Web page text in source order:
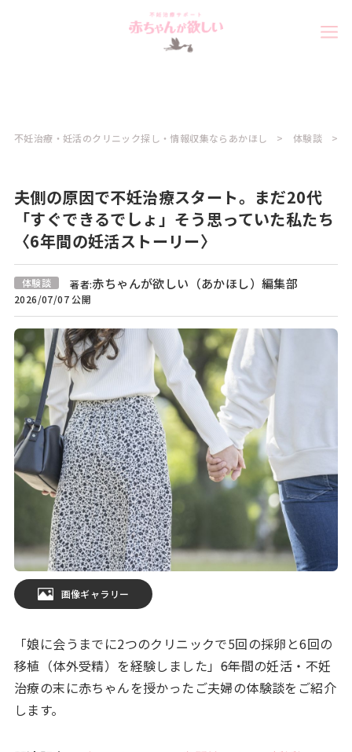
不妊治療・妊活のクリニック探し・情報収集ならあかほし 体験談
夫側の原因で不妊治療スタート。まだ20代
「すぐできるでしょ」そう思っていた私たち
〈6年間の妊活ストーリー〉
体験談 著者:赤ちゃんが欲しい（あかほし）編集部
2026/07/07 公開
画像ギャラリー
「娘に会うまでに2つのクリニックで5回の採卵と6回の
移植（体外受精）を経験しました」――6年間の妊活・不妊
治療の末に赤ちゃんを授かったご夫婦の体験談をご紹介
します。